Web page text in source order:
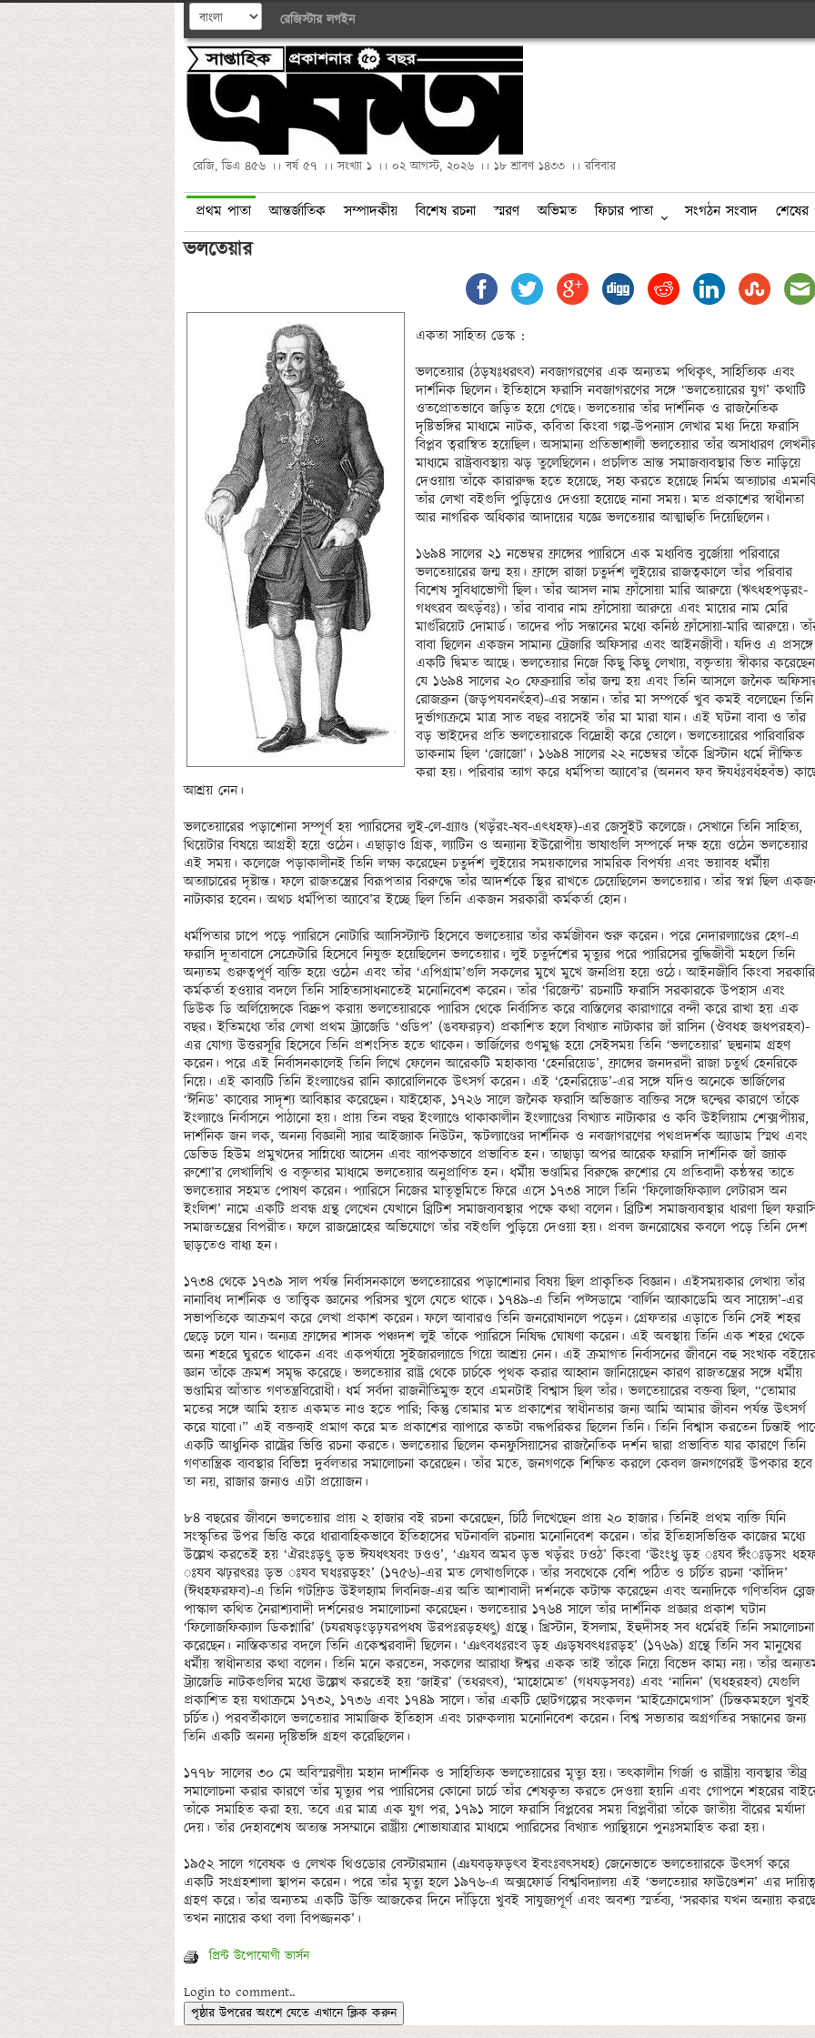
রেজিস্টার লগইন
রেজি, ডিএ ৪৫৬ ।। বর্ষ ৫৭ ।। সংখ্যা ১ ।। ০২ আগস্ট, ২০২৬ ।। ১৮ শ্রাবণ ১৪৩৩ ।। রবিবার
প্রথম পাতা আন্তর্জাতিক সম্পাদকীয় বিশেষ রচনা স্মরণ অভিমত ফিচার পাতা সংগঠন সংবাদ শেষের
ভলতেয়ার
একতা সাহিত্য ডেস্ক :
ভলতেয়ার (ঠড়ষঃধরৎব) নবজাগরণের এক অন্যতম পথিকৃৎ, সাহিত্যিক এবং
দার্শনিক ছিলেন। ইতিহাসে ফরাসি নবজাগরণের সঙ্গে ‘ভলতেয়ারের যুগ’ কথাটি
ওতপ্রোতভাবে জড়িত হয়ে গেছে। ভলতেয়ার তাঁর দার্শনিক ও রাজনৈতিক
দৃষ্টিভঙ্গির মাধ্যমে নাটক, কবিতা কিংবা গল্প-উপন্যাস লেখার মধ্য দিয়ে ফরাসি
বিপ্লব ত্বরান্বিত হয়েছিল। অসামান্য প্রতিভাশালী ভলতেয়ার তাঁর অসাধারণ
মাধ্যমে রাষ্ট্রব্যবস্থায় ঝড় তুলেছিলেন। প্রচলিত ভ্রান্ত সমাজব্যবস্থার ভিত নাড়িয়ে
দেওয়ায় তাঁকে কারারুদ্ধ হতে হয়েছে, সহ্য করতে হয়েছে নির্মম অত্যাচার
তাঁর লেখা বইগুলি পুড়িয়েও দেওয়া হয়েছে নানা সময়। মত প্রকাশের স্বাধীনতা
আর নাগরিক অধিকার আদায়ের যজ্ঞে ভলতেয়ার আত্মাহুতি দিয়েছিলেন।
১৬৯৪ সালের ২১ নভেম্বর ফ্রান্সের প্যারিসে এক মধ্যবিত্ত বুর্জোয়া পরিবারে
ভলতেয়ারের জন্ম হয়। ফ্রান্সে রাজা চতুর্দশ লুইয়ের রাজত্বকালে তাঁর পরিবার
বিশেষ সুবিধাভোগী ছিল। তাঁর আসল নাম ফ্রাঁসোয়া মারি আরুয়ে (ঋৎধহপড়রং-
গধৎরব অৎড়ঁবঃ)। তাঁর বাবার নাম ফ্রাঁসোয়া আরুয়ে এবং মায়ের নাম মেরি
মার্গুরিয়েট দোমার্ড। তাদের পাঁচ সন্তানের মধ্যে কনিষ্ঠ ফ্রাঁসোয়া-মারি আরুয়ে।
বাবা ছিলেন একজন সামান্য ট্রেজারি অফিসার এবং আইনজীবী। যদিও এ প্রসঙ্গে
একটি দ্বিমত আছে। ভলতেয়ার নিজে কিছু কিছু লেখায়, বক্তৃতায় স্বীকার করেছেন
যে ১৬৯৪ সালের ২০ ফেব্রুয়ারি তাঁর জন্ম হয় এবং তিনি আসলে জনৈক
রোজব্রুন (জড়পযবনৎঁহব)-এর সন্তান। তাঁর মা সম্পর্কে খুব কমই বলেছেন
দুর্ভাগ্যক্রমে মাত্র সাত বছর বয়সেই তাঁর মা মারা যান। এই ঘটনা বাবা ও তাঁর
বড় ভাইদের প্রতি ভলতেয়ারকে বিদ্রোহী করে তোলে। ভলতেয়ারের পারিবারিক
ডাকনাম ছিল ‘জোজো’। ১৬৯৪ সালের ২২ নভেম্বর তাঁকে খ্রিস্টান ধর্মে দীক্ষিত
করা হয়। পরিবার ত্যাগ করে ধর্মপিতা অ্যাবে’র (অননব ফব ঈযধঁঃবধঁহবঁভ)
আশ্রয় নেন।
ভলতেয়ারের পড়াশোনা সম্পূর্ণ হয় প্যারিসের লুই-লে-গ্র্যাণ্ড (খড়ঁরং-ষব-এৎধহফ)-এর জেসুইট কলেজে। সেখানে তিনি সাহিত্য,
থিয়েটার বিষয়ে আগ্রহী হয়ে ওঠেন। এছাড়াও গ্রিক, ল্যাটিন ও অন্যান্য ইউরোপীয় ভাষাগুলি সম্পর্কে দক্ষ হয়ে ওঠেন ভলতেয়ার
এই সময়। কলেজে পড়াকালীনই তিনি লক্ষ্য করেছেন চতুর্দশ লুইয়ের সময়কালের সামরিক বিপর্যয় এবং ভয়াবহ ধর্মীয়
অত্যাচারের দৃষ্টান্ত। ফলে রাজতন্ত্রের বিরূপতার বিরুদ্ধে তাঁর আদর্শকে স্থির রাখতে চেয়েছিলেন ভলতেয়ার। তাঁর স্বপ্ন ছিল
নাট্যকার হবেন। অথচ ধর্মপিতা অ্যাবে’র ইচ্ছে ছিল তিনি একজন সরকারী কর্মকর্তা হোন।
ধর্মপিতার চাপে পড়ে প্যারিসে নোটারি অ্যাসিস্ট্যান্ট হিসেবে ভলতেয়ার তাঁর কর্মজীবন শুরু করেন। পরে নেদারল্যাণ্ডের হেগ-এ
ফরাসি দূতাবাসে সেক্রেটারি হিসেবে নিযুক্ত হয়েছিলেন ভলতেয়ার। লুই চতুর্দশের মৃত্যুর পরে প্যারিসের বুদ্ধিজীবী মহলে তিনি
অন্যতম গুরুত্বপূর্ণ ব্যক্তি হয়ে ওঠেন এবং তাঁর ‘এপিগ্রাম’গুলি সকলের মুখে মুখে জনপ্রিয় হয়ে ওঠে। আইনজীবি কিংবা সরকারি
কর্মকর্তা হওয়ার বদলে তিনি সাহিত্যসাধনাতেই মনোনিবেশ করেন। তাঁর ‘রিজেন্ট’ রচনাটি ফরাসি সরকারকে উপহাস এবং
ডিউক ডি অর্লিয়েন্সকে বিদ্রুপ করায় ভলতেয়ারকে প্যারিস থেকে নির্বাসিত করে বাস্তিলের কারাগারে বন্দী করে রাখা হয় এক
বছর। ইতিমধ্যে তাঁর লেখা প্রথম ট্র্যাজেডি ‘ওডিপ’ (ঙবফরঢ়ব) প্রকাশিত হলে বিখ্যাত নাট্যকার জাঁ রাসিন (ঔবধহ জধপরহব)-
এর যোগ্য উত্তরসূরি হিসেবে তিনি প্রশংসিত হতে থাকেন। ভার্জিলের গুণমুগ্ধ হয়ে সেইসময় তিনি ‘ভলতেয়ার’ ছদ্মনাম গ্রহণ
করেন। পরে এই নির্বাসনকালেই তিনি লিখে ফেলেন আরেকটি মহাকাব্য ‘হেনরিয়েড’, ফ্রান্সের জনদরদী রাজা চতুর্থ হেনরিকে
নিয়ে। এই কাব্যটি তিনি ইংল্যাণ্ডের রানি ক্যারোলিনকে উৎসর্গ করেন। এই ‘হেনরিয়েড’-এর সঙ্গে যদিও অনেকে ভার্জিলের
‘ঈনিড’ কাব্যের সাদৃশ্য আবিষ্কার করেছেন। যাইহোক, ১৭২৬ সালে জনৈক ফরাসি অভিজাত ব্যক্তির সঙ্গে দ্বন্দ্বের কারণে তাঁকে
ইংল্যাণ্ডে নির্বাসনে পাঠানো হয়। প্রায় তিন বছর ইংল্যাণ্ডে থাকাকালীন ইংল্যাণ্ডের বিখ্যাত নাট্যকার ও কবি উইলিয়াম শেক্সপীয়র,
দার্শনিক জন লক, অনন্য বিজ্ঞানী স্যার আইজ্যাক নিউটন, স্কটল্যাণ্ডের দার্শনিক ও নবজাগরণের পথপ্রদর্শক অ্যাডাম স্মিথ এবং
ডেভিড হিউম প্রমুখদের সান্নিধ্যে আসেন এবং ব্যাপকভাবে প্রভাবিত হন। তাছাড়া অপর আরেক ফরাসি দার্শনিক জাঁ জ্যাক
রুশো’র লেখালিখি ও বক্তৃতার মাধ্যমে ভলতেয়ার অনুপ্রাণিত হন। ধর্মীয় ভণ্ডামির বিরুদ্ধে রুশোর যে প্রতিবাদী কন্ঠস্বর তাতে
ভলতেয়ার সহমত পোষণ করেন। প্যারিসে নিজের মাতৃভূমিতে ফিরে এসে ১৭৩৪ সালে তিনি ‘ফিলোজফিক্যাল লেটারস অন
ইংলিশ’ নামে একটি প্রবন্ধ গ্রন্থ লেখেন যেখানে ব্রিটিশ সমাজব্যবস্থার পক্ষে কথা বলেন। ব্রিটিশ সমাজব্যবস্থার ধারণা ছিল
সমাজতন্ত্রের বিপরীত। ফলে রাজদ্রোহের অভিযোগে তাঁর বইগুলি পুড়িয়ে দেওয়া হয়। প্রবল জনরোষের কবলে পড়ে তিনি দেশ
ছাড়তেও বাধ্য হন।
১৭৩৪ থেকে ১৭৩৯ সাল পর্যন্ত নির্বাসনকালে ভলতেয়ারের পড়াশোনার বিষয় ছিল প্রাকৃতিক বিজ্ঞান। এইসময়কার লেখায় তাঁর
নানাবিধ দার্শনিক ও তাত্ত্বিক জ্ঞানের পরিসর খুলে যেতে থাকে। ১৭৪৯-এ তিনি পট্সডামে ‘বার্লিন অ্যাকাডেমি অব সায়েন্স’-এর
সভাপতিকে আক্রমণ করে লেখা প্রকাশ করেন। ফলে আবারও তিনি জনরোষানলে পড়েন। গ্রেফতার এড়াতে তিনি সেই শহর
ছেড়ে চলে যান। অন্যত্র ফ্রান্সের শাসক পঞ্চদশ লুই তাঁকে প্যারিসে নিষিদ্ধ ঘোষণা করেন। এই অবস্থায় তিনি এক শহর থেকে
অন্য শহরে ঘুরতে থাকেন এবং একপর্যায়ে সুইজারল্যান্ডে গিয়ে আশ্রয় নেন। এই ক্রমাগত নির্বাসনের জীবনে বহু সংখ্যক
জ্ঞান তাঁকে ক্রমশ সমৃদ্ধ করেছে। ভলতেয়ার রাষ্ট্র থেকে চার্চকে পৃথক করার আহ্বান জানিয়েছেন কারণ রাজতন্ত্রের সঙ্গে ধর্মীয়
ভণ্ডামির আঁতাত গণতন্ত্রবিরোধী। ধর্ম সর্বদা রাজনীতিমুক্ত হবে এমনটাই বিশ্বাস ছিল তাঁর। ভলতেয়ারের বক্তব্য ছিল, “তোমার
মতের সঙ্গে আমি হয়ত একমত নাও হতে পারি; কিন্তু তোমার মত প্রকাশের স্বাধীনতার জন্য আমি আমার জীবন পর্যন্ত উৎসর্গ
করে যাবো।” এই বক্তব্যই প্রমাণ করে মত প্রকাশের ব্যাপারে কতটা বদ্ধপরিকর ছিলেন তিনি। তিনি বিশ্বাস করতেন চিন্তাই
একটি আধুনিক রাষ্ট্রের ভিত্তি রচনা করতে। ভলতেয়ার ছিলেন কনফুসিয়াসের রাজনৈতিক দর্শন দ্বারা প্রভাবিত যার কারণে তিনি
গণতান্ত্রিক ব্যবস্থার বিভিন্ন দুর্বলতার সমালোচনা করেছেন। তাঁর মতে, জনগণকে শিক্ষিত করলে কেবল জনগণেরই উপকার হবে
তা নয়, রাজার জন্যও এটা প্রয়োজন।
৮৪ বছরের জীবনে ভলতেয়ার প্রায় ২ হাজার বই রচনা করেছেন, চিঠি লিখেছেন প্রায় ২০ হাজার। তিনিই প্রথম ব্যক্তি যিনি
সংস্কৃতির উপর ভিত্তি করে ধারাবাহিকভাবে ইতিহাসের ঘটনাবলি রচনায় মনোনিবেশ করেন। তাঁর ইতিহাসভিত্তিক কাজের মধ্যে
উল্লেখ করতেই হয় ‘ঐরংঃড়ৎু ড়ভ ঈযধৎষবং ঢওও’, ‘ঞযব অমব ড়ভ খড়ঁরং ঢওঠ’ কিংবা ‘ঊংংধু ড়হ ঃযব ঈঁংঃড়সং
ঃযব ঝঢ়রৎরঃ ড়ভ ঃযব ঘধঃরড়হং’ (১৭৫৬)-এর মত লেখাগুলিকে। তাঁর সবথেকে বেশি পঠিত ও চর্চিত রচনা ‘কাঁদিদ’
(ঈধহফরফব)-এ তিনি গটফ্রিড উইলহ্যাম লিবনিজ-এর অতি আশাবাদী দর্শনকে কটাক্ষ করেছেন এবং অন্যদিকে গণিতবিদ ব্লেজ
পাস্কাল কথিত নৈরাশ্যবাদী দর্শনেরও সমালোচনা করেছেন। ভলতেয়ার ১৭৬৪ সালে তাঁর দার্শনিক প্রজ্ঞার প্রকাশ ঘটান
‘ফিলোজফিক্যাল ডিকশ্নারি’ (চযরষড়ংড়ঢ়যরপধষ উরপঃরড়হধৎু) গ্রন্থে। খ্রিস্টান, ইসলাম, ইহুদীসহ সব ধর্মেরই তিনি সমালোচনা
করেছেন। নাস্তিকতার বদলে তিনি একেশ্বরবাদী ছিলেন। ‘ঞৎবধঃরংব ড়হ ঞড়ষবৎধঃরড়হ’ (১৭৬৯) গ্রন্থে তিনি সব মানুষের
ধর্মীয় স্বাধীনতার কথা বলেন। তিনি মনে করতেন, সকলের আরাধ্য ঈশ্বর একক তাই তাঁকে নিয়ে বিভেদ কাম্য নয়। তাঁর
ট্র্যাজেডি নাটকগুলির মধ্যে উল্লেখ করতেই হয় ‘জাইর’ (তধরৎব), ‘মাহোমেত’ (গধযড়সবঃ) এবং ‘নানিন’ (ঘধহরহব) যেগুলি
প্রকাশিত হয় যথাক্রমে ১৭৩২, ১৭৩৬ এবং ১৭৪৯ সালে। তাঁর একটি ছোটগল্পের সংকলন ‘মাইক্রোমেগাস’ (চিন্তকমহলে খুবই
চর্চিত।) পরবর্তীকালে ভলতেয়ার সামাজিক ইতিহাস এবং চারুকলায় মনোনিবেশ করেন। বিশ্ব সভ্যতার অগ্রগতির সন্ধানের জন্য
তিনি একটি অনন্য দৃষ্টিভঙ্গি গ্রহণ করেছিলেন।
১৭৭৮ সালের ৩০ মে অবিস্মরণীয় মহান দার্শনিক ও সাহিত্যিক ভলতেয়ারের মৃত্যু হয়। তৎকালীন গির্জা ও রাষ্ট্রীয় ব্যবস্থার তীব্র
সমালোচনা করার কারণে তাঁর মৃত্যুর পর প্যারিসের কোনো চার্চে তাঁর শেষকৃত্য করতে দেওয়া হয়নি এবং গোপনে শহরের
তাঁকে সমাহিত করা হয়. তবে এর মাত্র এক যুগ পর, ১৭৯১ সালে ফরাসি বিপ্লবের সময় বিপ্লবীরা তাঁকে জাতীয় বীরের মর্যাদা
দেয়। তাঁর দেহাবশেষ অত্যন্ত সসম্মানে রাষ্ট্রীয় শোভাযাত্রার মাধ্যমে প্যারিসের বিখ্যাত প্যান্থিয়নে পুনঃসমাহিত করা হয়।
১৯৫২ সালে গবেষক ও লেখক থিওডোর বেস্টারম্যান (ঞযবড়ফড়ৎব ইবংঃবৎসধহ) জেনেভাতে ভলতেয়ারকে উৎসর্গ করে
একটি সংগ্রহশালা স্থাপন করেন। পরে তাঁর মৃত্যু হলে ১৯৭৬-এ অক্সফোর্ড বিশ্ববিদ্যালয় এই ‘ভলতেয়ার ফাউণ্ডেশন’ এর দায়িত্ব
গ্রহণ করে। তাঁর অন্যতম একটি উক্তি আজকের দিনে দাঁড়িয়ে খুবই সাযুজ্যপূর্ণ এবং অবশ্য স্মর্তব্য, ‘সরকার যখন অন্যায়
প্রিন্ট উপোযোগী ভার্সন
Login to comment..
পৃষ্ঠার উপরের অংশে যেতে এখানে ক্লিক করুন